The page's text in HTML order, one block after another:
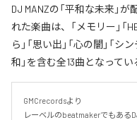
DJ MANZの「平和な未来」
れた楽曲は、「メモリー」「
ら」「思い出」「心の闇」「シ
和」を含む全13曲となってい
GMCrecordsより
レーベルのbeatmakerでもある